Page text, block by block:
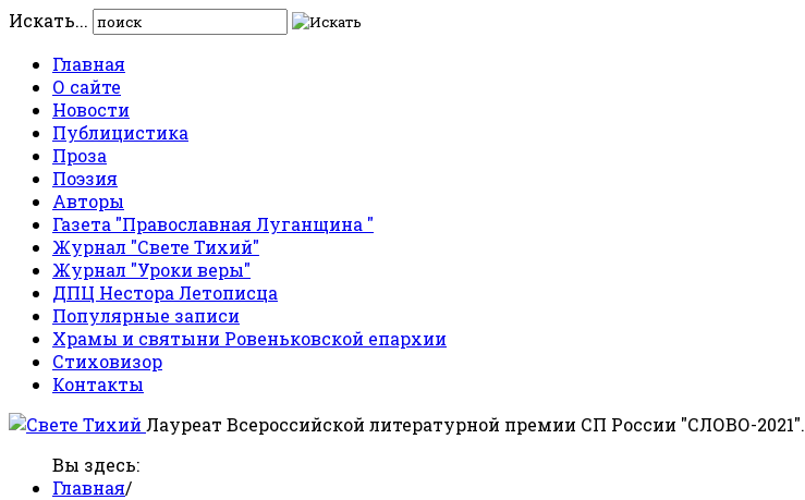
Искать...
Главная
О сайте
Новости
Публицистика
Проза
Поэзия
Авторы
Газета "Православная Луганщина "
Журнал "Свете Тихий"
Журнал "Уроки веры"
ДПЦ Нестора Летописца
Популярные записи
Храмы и святыни Ровеньковской епархии
Стиховизор
Контакты
Лауреат Всероссийской литературной премии СП России "СЛОВО-2021".
Вы здесь:
Главная/